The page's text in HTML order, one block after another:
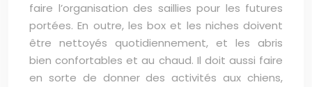
faire l’organisation des saillies pour les futures
portées. En outre, les box et les niches doivent
être nettoyés quotidiennement, et les abris
bien confortables et au chaud. Il doit aussi faire
en sorte de donner des activités aux chiens,